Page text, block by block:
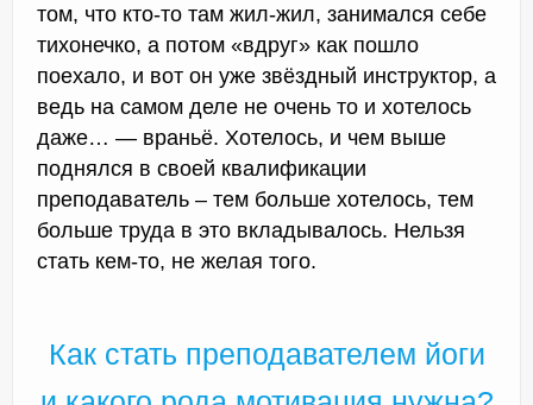
том, что кто-то там жил-жил, занимался себе
тихонечко, а потом «вдруг» как пошло
поехало, и вот он уже звёздный инструктор, а
ведь на самом деле не очень то и хотелось
даже… — враньё. Хотелось, и чем выше
поднялся в своей квалификации
преподаватель – тем больше хотелось, тем
больше труда в это вкладывалось. Нельзя
стать кем-то, не желая того.
Как стать преподавателем йоги